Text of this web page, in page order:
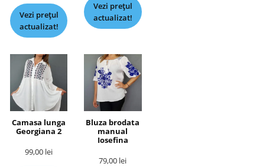
Vezi prețul
actualizat!
Vezi prețul
actualizat!
Camasa lunga
Georgiana 2
99,00 lei
Bluza brodata
manual
Iosefina
79,00 lei